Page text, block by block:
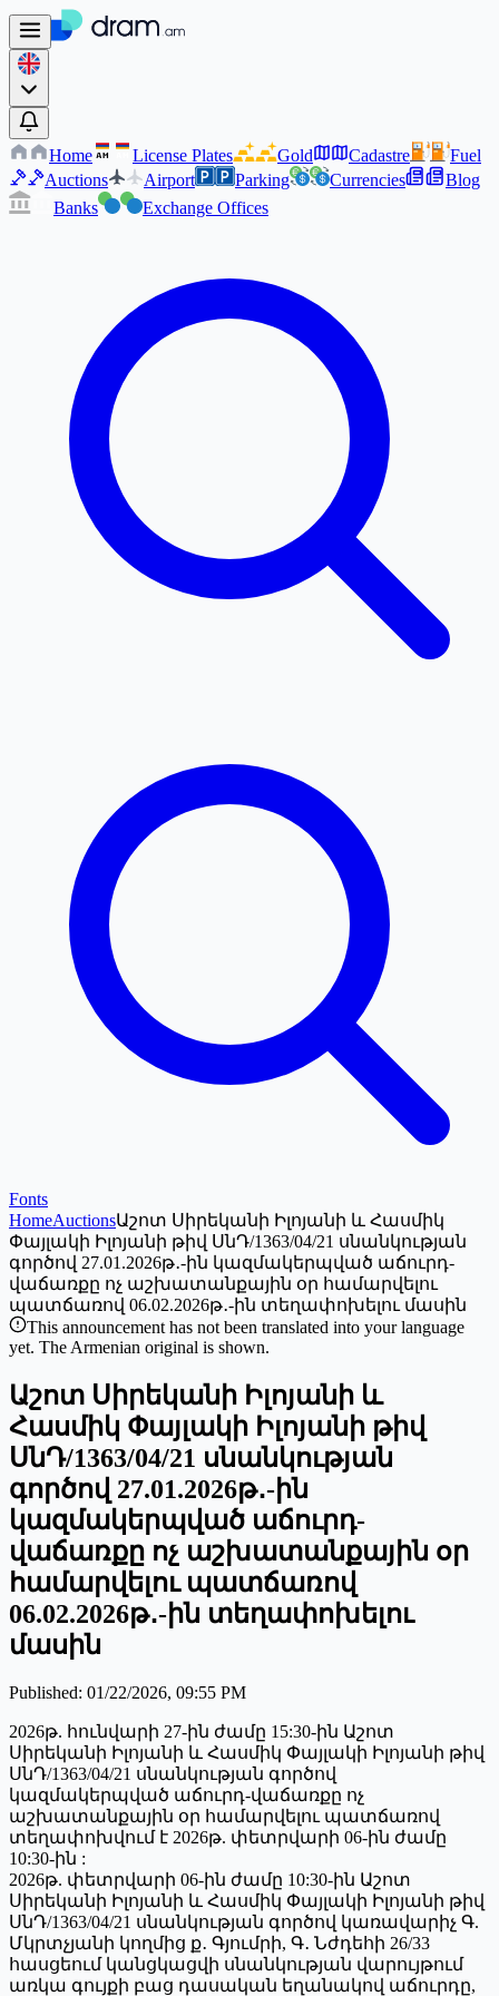
Home AM License Plates Gold Cadastre
Fuel
Auctions
Airport Parking Currencies
Blog
Banks
Exchange Offices
Fonts
HomeAuctionsԱշոտ Սիրեկանի Իլոյանի և Հասմիկ
Փայլակի Իլոյանի թիվ ՍնԴ/1363/04/21 սնանկության
գործով 27.01.2026թ․-ին կազմակերպված աճուրդ-
վաճառքը ոչ աշխատանքային օր համարվելու
պատճառով 06.02.2026թ․-ին տեղափոխելու մասին
This announcement has not been translated into your language
yet. The Armenian original is shown.
Աշոտ Սիրեկանի Իլոյանի և
Հասմիկ Փայլակի Իլոյանի թիվ
ՍնԴ/1363/04/21 սնանկության
գործով 27.01.2026թ․-ին
կազմակերպված աճուրդ-
վաճառքը ոչ աշխատանքային օր
համարվելու պատճառով
06.02.2026թ․-ին տեղափոխելու
մասին
Published: 01/22/2026, 09:55 PM
2026թ. հունվարի 27-ին ժամը 15:30-ին Աշոտ
Սիրեկանի Իլոյանի և Հասմիկ Փայլակի Իլոյանի թիվ
ՍնԴ/1363/04/21 սնանկության գործով
կազմակերպված աճուրդ-վաճառքը ոչ
աշխատանքային օր համարվելու պատճառով
տեղափոխվում է 2026թ. փետրվարի 06-ին ժամը
10:30-ին :
2026թ. փետրվարի 06-ին ժամը 10:30-ին Աշոտ
Սիրեկանի Իլոյանի և Հասմիկ Փայլակի Իլոյանի թիվ
ՍնԴ/1363/04/21 սնանկության գործով կառավարիչ Գ.
Մկրտչյանի կողմից ք․ Գյումրի, Գ․ Նժդեհի 26/33
հասցեում կանցկացվի սնանկության վարույթում
առկա գույքի բաց դասական եղանակով աճուրդը,